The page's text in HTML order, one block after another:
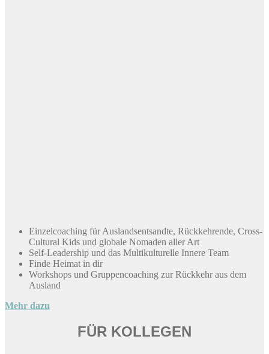
Einzelcoaching für Auslandsentsandte, Rückkehrende, Cross-
Cultural Kids und globale Nomaden aller Art
Self-Leadership und das Multikulturelle Innere Team
Finde Heimat in dir
Workshops und Gruppencoaching zur Rückkehr aus dem
Ausland
Mehr dazu
FÜR KOLLEGEN